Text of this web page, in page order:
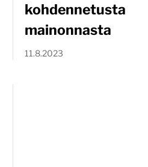
kohdennetusta
mainonnasta
11.8.2023